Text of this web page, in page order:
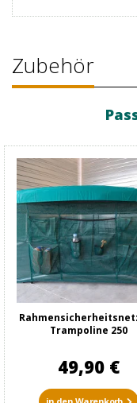
Zubehör
Trampoline 250
49,90 €